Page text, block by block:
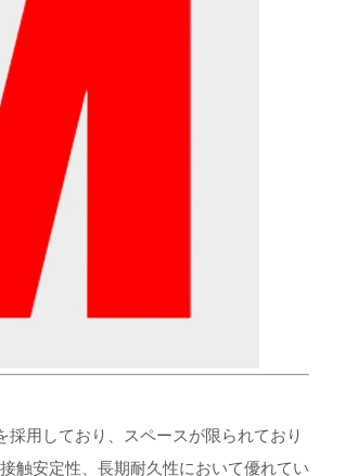
用しており、スペースが限られており
触安定性、長期耐久性において優れてい